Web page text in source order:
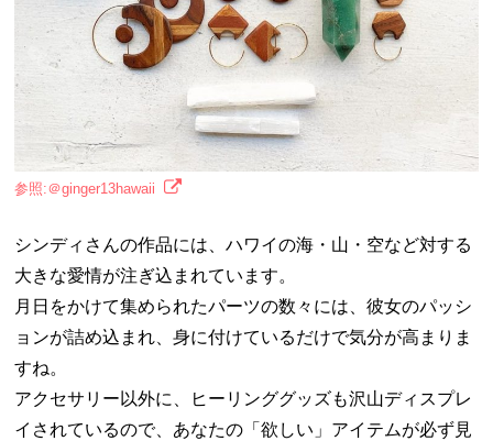
参照:＠ginger13hawaii
シンディさんの作品には、ハワイの海・山・空など対する
大きな愛情が注ぎ込まれています。
月日をかけて集められたパーツの数々には、彼女のパッシ
ョンが詰め込まれ、身に付けているだけで気分が高まりま
すね。
アクセサリー以外に、ヒーリンググッズも沢山ディスプレ
イされているので、あなたの「欲しい」アイテムが必ず見